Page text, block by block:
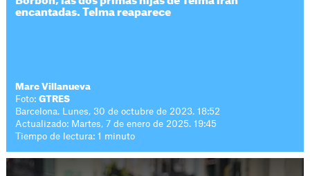
encantadas. Telma reaparece
Marc Villanueva
Foto:GTRES
Barcelona. Lunes, 30 de octubre de 2023. 18:52
Actualizado: Martes, 7 de enero de 2025. 19:45
Tiempo de lectura: 1 minuto